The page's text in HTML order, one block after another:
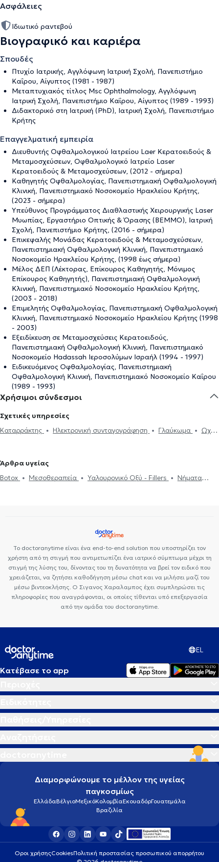
Ασφάλειες
Ιδιωτικό ραντεβού
Βιογραφικό και καριέρα
Σπουδές
Πτυχίο Ιατρικής, Αγγλόφωνη Ιατρική Σχολή, Πανεπιστήμιο
Καΐρου, Αίγυπτος (1981 - 1987)
Μεταπτυχιακός τίτλος Msc Ophthalmology, Αγγλόφωνη
Ιατρική Σχολή, Πανεπιστήμιο Καΐρου, Αίγυπτος (1989 - 1993)
Διδακτορικό στη Ιατρική (PhD), Ιατρική Σχολή, Πανεπιστήμιο
Κρήτης
Επαγγελματική εμπειρία
Διευθυντής Οφθαλμολογικού Ιατρείου Laer Κερατοειδούς &
Μεταμοσχεύσεων, Οφθαλμολογικό Ιατρείο Laser
Κερατοειδούς & Μεταμοσχεύσεων, (2012 - σήμερα)
Καθηγητής Οφθαλμολογίας, Πανεπιστημιακή Οφθαλμολογική
Κλινική, Πανεπιστημιακό Νοσοκομείο Ηρακλείου Κρήτης,
(2023 - σήμερα)
Υπεύθυνος Προγράμματος Διαθλαστικής Χειρουργικής Laser
Μυωπίας, Εργαστήριο Οπτικής & Όρασης (ΒΕΜΜΟ), Ιατρική
Σχολή, Πανεπιστήμιο Κρήτης, (2016 - σήμερα)
Επικεφαλής Μονάδας Κερατοειδούς & Μεταμοσχεύσεων,
Πανεπιστημιακή Οφθαλμολογική Κλινική, Πανεπιστημιακό
Νοσοκομείο Ηρακλείου Κρήτης, (1998 έως σήμερα)
Μέλος ΔΕΠ (Λέκτορας, Επίκουρος Καθηγητής, Μόνιμος
Επίκουρος Καθηγητής), Πανεπιστημιακή Οφθαλμολογική
Κλινική, Πανεπιστημιακό Νοσοκομείο Ηρακλείου Κρήτης,
(2003 - 2018)
Επιμελητής Οφθαλμολογίας, Πανεπιστημιακή Οφθαλμολογική
Κλινική, Πανεπιστημιακό Νοσοκομείο Ηρακλείου Κρήτης (1998
- 2003)
Εξειδίκευση σε Μεταμοσχεύσεις Κερατοειδούς,
Πανεπιστημιακή Οφθαλμολογική Κλινική, Πανεπιστημιακό
Νοσοκομείο Hadassah Ιεροσολύμων Ισραήλ (1994 - 1997)
Ειδικευόμενος Οφθαλμολογίας, Πανεπιστημιακή
Οφθαλμολογική Κλινική, Πανεπιστημιακό Νοσοκομείο Καΐρου
(1989 - 1993)
Χρήσιμοι σύνδεσμοι
Σχετικές υπηρεσίες
Καταρράκτης
Ηλεκτρονική συνταγογράφηση Γλαύκωμα
Ωχρά
Χαλάζιο
Κερατόκωνος
υγείας για εργασία
Botox Μεσοθεραπεία
Υαλουρονικό Οξύ -
Άρθρα υγείας
Botox
Μεσοθεραπεία Υαλουρονικό Οξύ - Fillers
Νήματα
Το doctoranytime είναι ένα end-to-end solution που υποστηρίζει τον
χρήστη από τη στιγμή που αντιμετωπίζει ένα ιατρικό σύμπτωμα μέχρι τη
στιγμή της λύσης του, δίνοντας του τη δυνατότητα να βρεί τον ειδικό που
χρειάζεται, να ζητήσει καθοδήγηση μέσω chat και να μιλήσει μαζί του
μέσω βιντεοκλήσης. Ο Σιγανος Χαραλαμπος έχει συμπληρώσει τις
πληροφορίες που αναγράφονται, οι οποίες τίθενται υπό επεξεργασία
από την ομάδα του doctoranytime.
EL
Κατέβασε το app
Διαμορφώνουμε το μέλλον της υγείας
παγκοσμίως
ΕλλάδαΒέλγιοΜεξικόΚολομβίαΕκουαδόρΓουατεμάλα
Βραζιλία
Οροι χρήσηςCookiesΠολιτική προστασίας προσωπικού απορρήτου